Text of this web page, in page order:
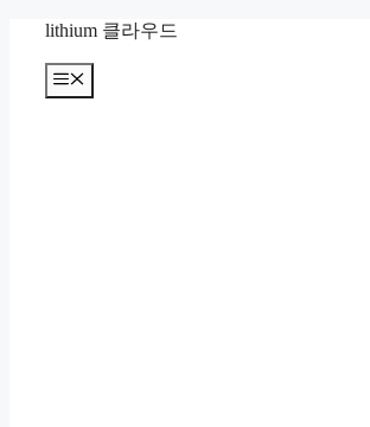
lithium 클라우드
메
뉴